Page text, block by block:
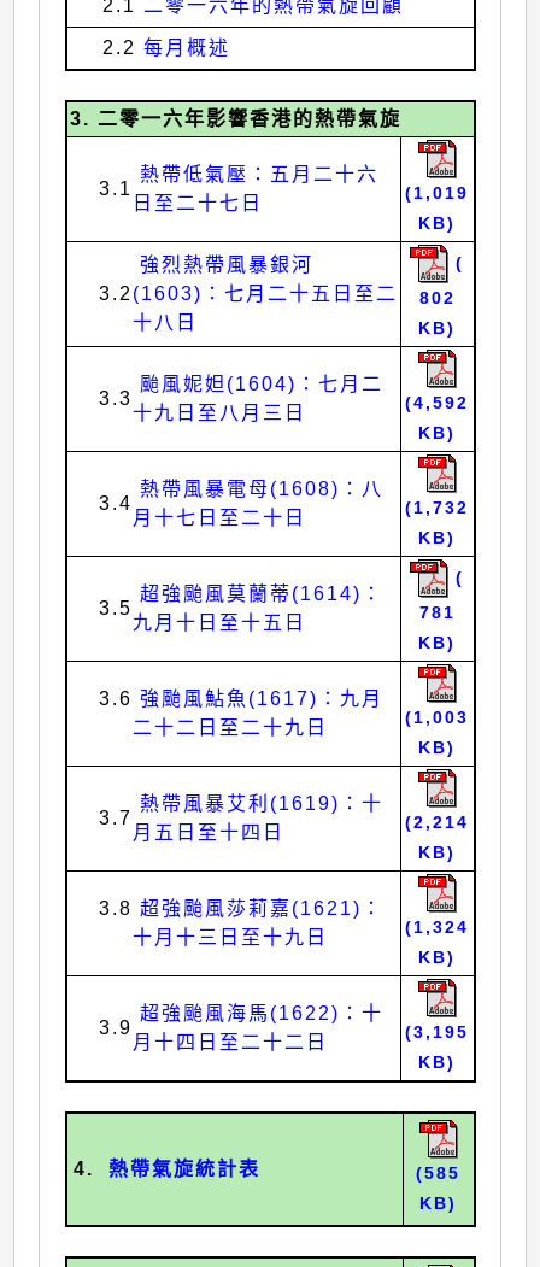
2.1 二零一六年的熱帶氣旋回顧
2.2 每月概述
3. 二零一六年影響香港的熱帶氣旋
3.1
熱帶低氣壓：五月二十六
日至二十七日
(1,019
KB)
3.2
強烈熱帶風暴銀河
(1603)：七月二十五日至二
十八日
(
802
KB)
3.3
颱風妮妲(1604)：七月二
十九日至八月三日
(4,592
KB)
3.4
熱帶風暴電母(1608)：八
月十七日至二十日
(1,732
KB)
3.5
超強颱風莫蘭蒂(1614)：
九月十日至十五日
(
781
KB)
3.6 強颱風鮎魚(1617)：九月
二十二日至二十九日
(1,003
KB)
3.7
熱帶風暴艾利(1619)：十
月五日至十四日
(2,214
KB)
3.8 超強颱風莎莉嘉(1621)：
十月十三日至十九日
(1,324
KB)
3.9
超強颱風海馬(1622)：十
月十四日至二十二日
(3,195
KB)
4. 熱帶氣旋統計表
(585
KB)